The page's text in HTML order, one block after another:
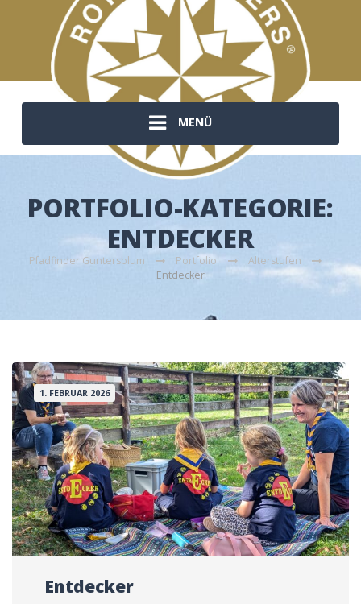
MENÜ
PORTFOLIO-KATEGORIE:
ENTDECKER
Pfadfinder Guntersblum Portfolio
Alterstufen
Entdecker
1. FEBRUAR 2026
Entdecker